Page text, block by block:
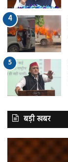
बड़ी खबर